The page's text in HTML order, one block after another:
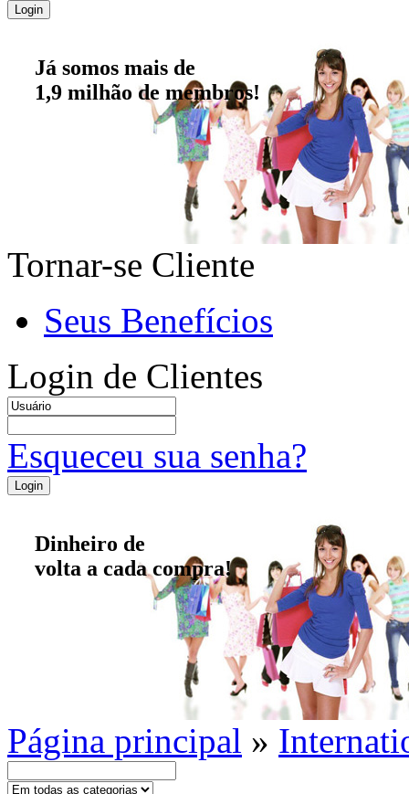
Já somos mais de
1,9 milhão de membros!
Tornar-se Cliente
Seus Benefícios
Login de Clientes
Esqueceu sua senha?
Dinheiro de
volta a cada compra!
Página principal »